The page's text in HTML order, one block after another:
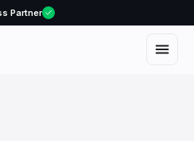
Partner